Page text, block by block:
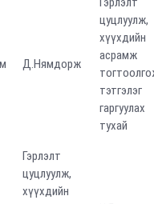
Д.Нямдорж
цуцлуулж,
хүүхдийн
асрамж
тэтгэлэг
гаргуулах
тухай
Гэрлэлт
цуцлуулж,
хүүхдийн